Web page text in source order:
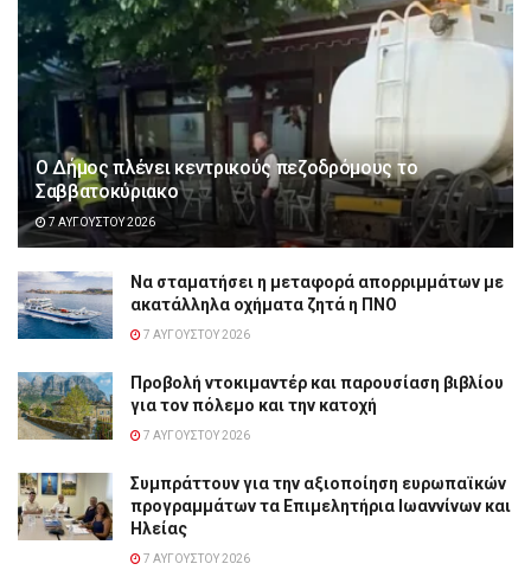
Ο Δήμος πλένει κεντρικούς πεζοδρόμους το
Σαββατοκύριακο
7 ΑΥΓΟΎΣΤΟΥ 2026
Να σταματήσει η μεταφορά απορριμμάτων με
ακατάλληλα οχήματα ζητά η ΠΝΟ
7 ΑΥΓΟΎΣΤΟΥ 2026
Προβολή ντοκιμαντέρ και παρουσίαση βιβλίου
για τον πόλεμο και την κατοχή
7 ΑΥΓΟΎΣΤΟΥ 2026
Συμπράττουν για την αξιοποίηση ευρωπαϊκών
προγραμμάτων τα Επιμελητήρια Ιωαννίνων και
Ηλείας
7 ΑΥΓΟΎΣΤΟΥ 2026